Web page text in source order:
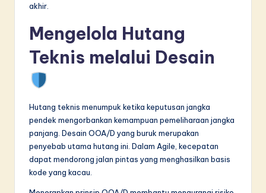
akhir.
Mengelola Hutang
Teknis melalui Desain
Hutang teknis menumpuk ketika keputusan jangka
pendek mengorbankan kemampuan pemeliharaan jangka
panjang. Desain OOA/D yang buruk merupakan
penyebab utama hutang ini. Dalam Agile, kecepatan
dapat mendorong jalan pintas yang menghasilkan basis
kode yang kacau.